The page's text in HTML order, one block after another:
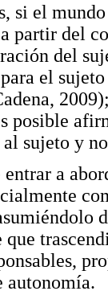
si el
partir del
del
el
posible
sujeto y
a
autonomía.